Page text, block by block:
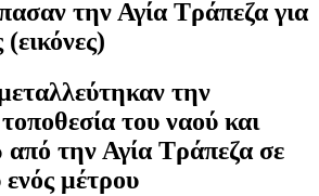
την Αγία Τράπεζα για
την
του ναού και
την Αγία Τράπεζα σε
μέτρου